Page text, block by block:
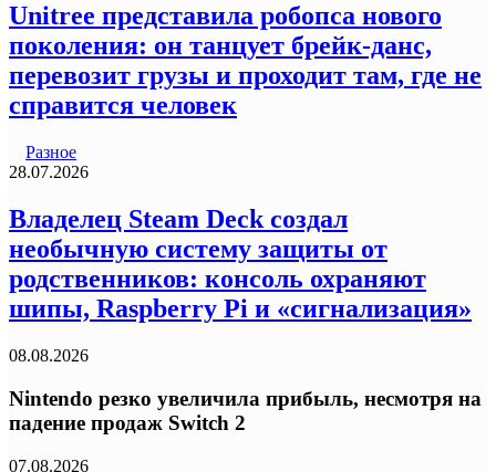
Unitree представила робопса нового
поколения: он танцует брейк-данс,
перевозит грузы и проходит там, где не
справится человек
Разное
28.07.2026
Владелец Steam Deck создал
необычную систему защиты от
родственников: консоль охраняют
шипы, Raspberry Pi и «сигнализация»
08.08.2026
Nintendo резко увеличила прибыль, несмотря на
падение продаж Switch 2
07.08.2026